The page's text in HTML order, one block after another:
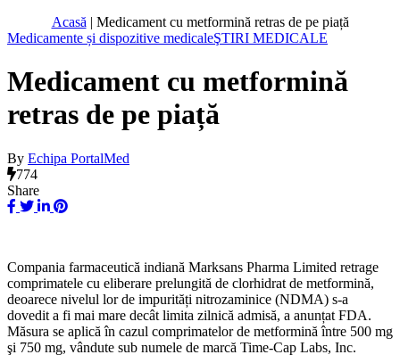
Acasă | Medicament cu metformină retras de pe piață
Medicamente și dispozitive medicaleŞTIRI MEDICALE
Medicament cu metformină
retras de pe piață
By Echipa PortalMed
774
Share
Compania farmaceutică indiană Marksans Pharma Limited retrage
comprimatele cu eliberare prelungită de clorhidrat de metformină,
deoarece nivelul lor de impurități nitrozaminice (NDMA) s-a
dovedit a fi mai mare decât limita zilnică admisă, a anunțat FDA.
Măsura se aplică în cazul comprimatelor de metformină între 500 mg
şi 750 mg, vândute sub numele de marcă Time-Cap Labs, Inc.